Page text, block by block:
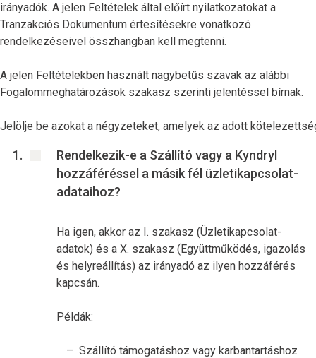
irányadók. A jelen Feltételek által előírt nyilatkozatokat a
Tranzakciós Dokumentum értesítésekre vonatkozó
rendelkezéseivel összhangban kell megtenni.
A jelen Feltételekben használt nagybetűs szavak az alábbi
Fogalommeghatározások szakasz szerinti jelentéssel bírnak.
Jelölje be azokat a négyzeteket, amelyek az adott
Rendelkezik-e a Szállító vagy a Kyndryl
hozzáféréssel a másik fél üzletikapcsolat-
adataihoz?
Ha igen, akkor az I. szakasz (Üzletikapcsolat-
adatok) és a X. szakasz (Együttműködés, igazolás
és helyreállítás) az irányadó az ilyen hozzáférés
kapcsán.
Példák:
Szállító támogatáshoz vagy karbantartáshoz